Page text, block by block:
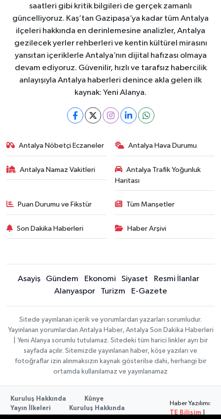
saatleri gibi kritik bilgileri de gerçek zamanlı
güncelliyoruz. Kaş’tan Gazipaşa’ya kadar tüm Antalya
ilçeleri hakkında en derinlemesine analizler, Antalya
gezilecek yerler rehberleri ve kentin kültürel mirasını
yansıtan içeriklerle Antalya’nın dijital hafızası olmaya
devam ediyoruz. Güvenilir, hızlı ve tarafsız habercilik
anlayışıyla Antalya haberleri denince akla gelen ilk
kaynak: Yeni Alanya.
Antalya Nöbetçi Eczaneler Antalya Hava Durumu
Antalya Namaz Vakitleri
Antalya Trafik Yoğunluk
Haritası
Puan Durumu ve Fikstür Tüm Manşetler
Son Dakika Haberleri Haber Arşivi
Asayiş Gündem Ekonomi Siyaset
Resmi İlanlar
Alanyaspor
Turizm E-Gazete
Sitede yayınlanan içerik ve yorumlardan yazarları sorumludur.
Yayınlanan yorumlardan Antalya Haber, Antalya Son Dakika Haberleri
| Yeni Alanya sorumlu tutulamaz. Sitedeki tüm harici linkler ayrı bir
sayfada açılır. Sitemizde yayınlanan haber, köşe yazıları ve
fotoğraflar izin alınmaksızın kaynak gösterilse dahi, herhangi bir
ortamda kullanılamaz ve yayınlanamaz
Kuruluş Hakkında
Künye
Yayın İlkeleri
Kuruluş Hakkında
Haber Yazılımı:
TE Bilişim